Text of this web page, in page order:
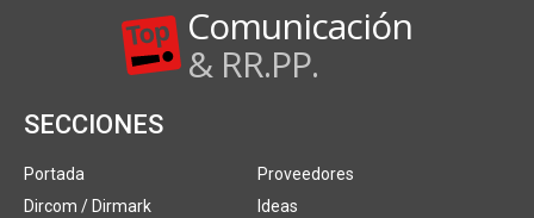
Comunicación
& RR.PP.
SECCIONES
Portada
Dircom / Dirmark
Proveedores
Ideas